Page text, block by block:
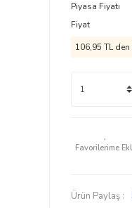
Piyasa Fiyatı
Fiyat
106,95 TL
Ürün Paylaş :